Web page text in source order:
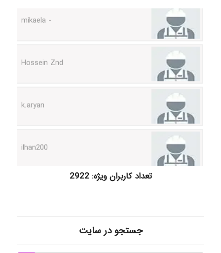
تعداد کاربران ویژه: 2922
جستجو در سایت